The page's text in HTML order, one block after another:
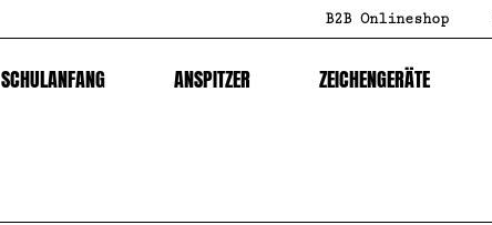
B2B Onlineshop
SCHULANFANG ANSPITZER ZEICHENGERÄTE